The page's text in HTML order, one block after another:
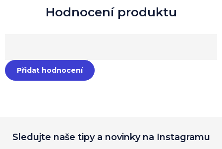
Přidat hodnocení
Sledujte naše tipy a novinky na Instagramu